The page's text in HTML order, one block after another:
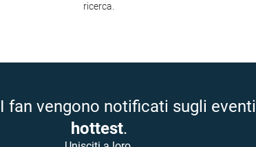
ricerca.
I fan vengono notificati sugli eventi
hottest.